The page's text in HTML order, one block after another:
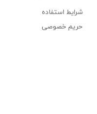
شرایط استفاده
حریم خصوصی